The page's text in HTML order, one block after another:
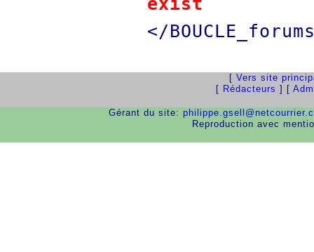
</
[ Vers site
[ Rédacteurs ] [
Gérant du site:
Reproduction avec